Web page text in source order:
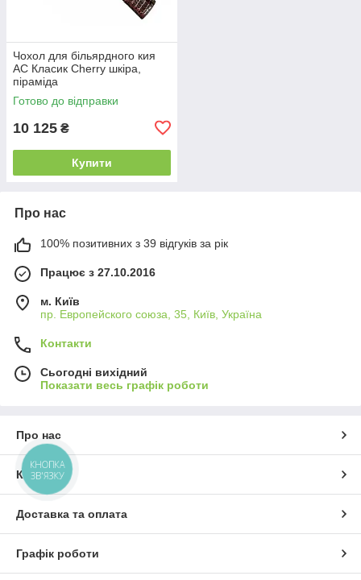
Чохол для більярдного кия
АС Класик Cherry шкіра,
піраміда
Готово до відправки
10 125 ₴
Купити
Про нас
100% позитивних з 39 відгуків за рік
Працює з 27.10.2016
м. Київ
пр. Европейского союза, 35, Київ, Україна
Контакти
Сьогодні вихідний
Показати весь графік роботи
Про нас
Контакти
Доставка та оплата
Графік роботи
КНОПКА
ЗВ'ЯЗКУ